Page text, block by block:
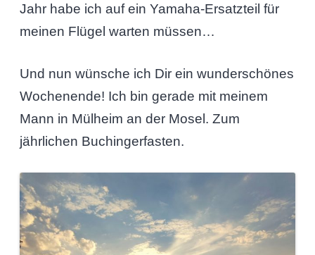
Jahr habe ich auf ein Yamaha-Ersatzteil für
meinen Flügel warten müssen…
Und nun wünsche ich Dir ein wunderschönes
Wochenende! Ich bin gerade mit meinem
Mann in Mülheim an der Mosel. Zum
jährlichen Buchingerfasten.